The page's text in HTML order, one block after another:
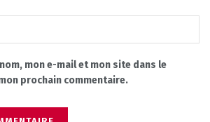
mon e-mail et mon site dans le
prochain commentaire.